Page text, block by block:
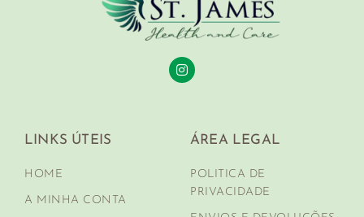
LINKS ÚTEIS
HOME
A MINHA CONTA
ÁREA LEGAL
POLITICA DE
PRIVACIDADE